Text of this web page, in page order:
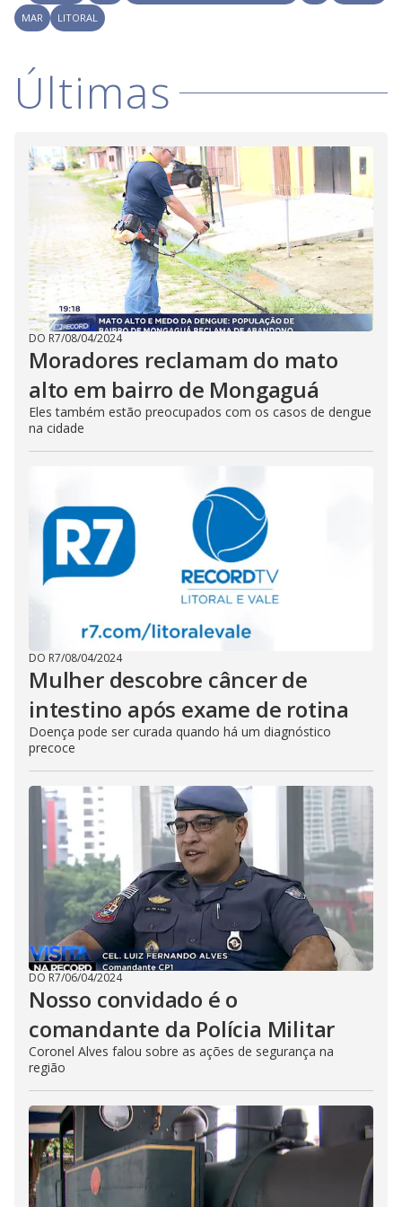
e
o
MAR
LITORAL
Últimas
DO R7/08/04/2024
Moradores reclamam do mato
alto em bairro de Mongaguá
Eles também estão preocupados com os casos de dengue
na cidade
DO R7/08/04/2024
Mulher descobre câncer de
intestino após exame de rotina
Doença pode ser curada quando há um diagnóstico
precoce
DO R7/06/04/2024
Nosso convidado é o
comandante da Polícia Militar
Coronel Alves falou sobre as ações de segurança na
região